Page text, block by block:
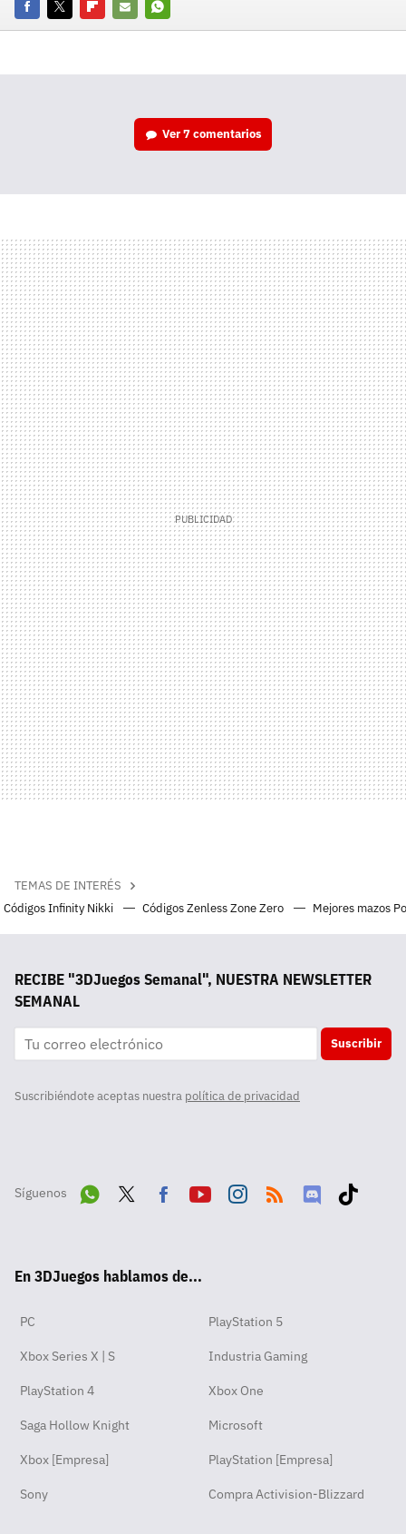
FacebookTwitterFlipboard
E-
Whatsapp
Ver7 comentarios
TEMAS DE INTERÉS
Códigos Infinity Nikki
Códigos Zenless Zone Zero Mejores mazos
RECIBE "3DJuegos Semanal", NUESTRA NEWSLETTER
SEMANAL
Suscribir
Suscribiéndote aceptas nuestra política de privacidad
Síguenos
pp
ok
En 3DJuegos hablamos de...
PC PlayStation 5
Xbox Series X | S Industria Gaming
PlayStation 4 Xbox One
Saga Hollow Knight Microsoft
Xbox [Empresa] PlayStation [Empresa]
Sony Compra Activision-Blizzard